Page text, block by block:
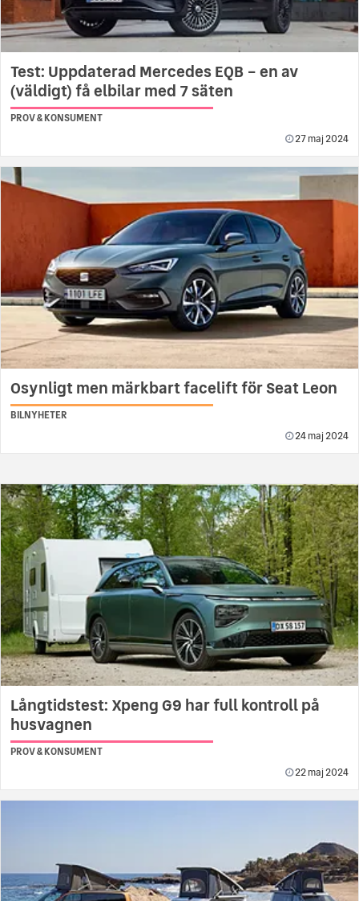
Test: Uppdaterad Mercedes EQB – en av
(väldigt) få elbilar med 7 säten
PROV & KONSUMENT
27 maj 2024
Osynligt men märkbart facelift för Seat Leon
BILNYHETER
24 maj 2024
Långtidstest: Xpeng G9 har full kontroll på
husvagnen
PROV & KONSUMENT
22 maj 2024